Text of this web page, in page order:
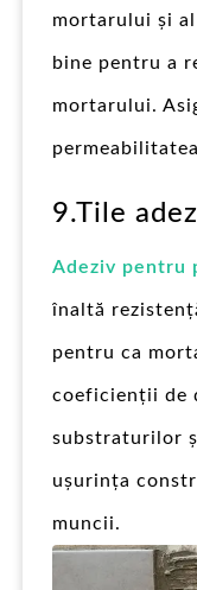
mortarului și
bine pentru a
mortarului.
9.Tile
Adeziv pentru
înaltă
pentru ca
coeficienții de
substraturilor
ușurința
muncii.